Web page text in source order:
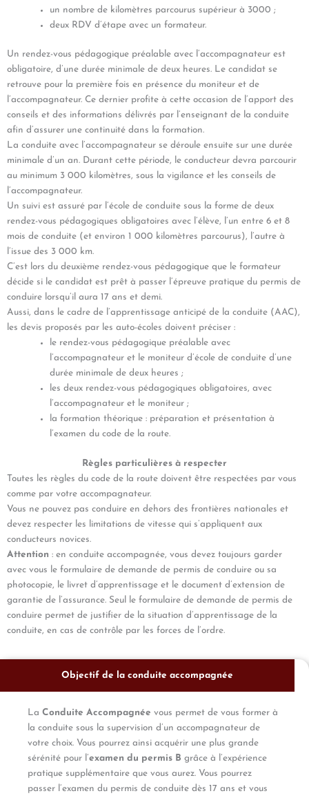
un nombre de kilomètres parcourus supérieur à 3000 ;
deux RDV d’étape avec un formateur.
Un rendez-vous pédagogique préalable avec l’accompagnateur est
obligatoire, d’une durée minimale de deux heures. Le candidat se
retrouve pour la première fois en présence du moniteur et de
l’accompagnateur. Ce dernier profite à cette occasion de l’apport des
conseils et des informations délivrés par l’enseignant de la conduite
afin d’assurer une continuité dans la formation.
La conduite avec l’accompagnateur se déroule ensuite sur une durée
minimale d’un an. Durant cette période, le conducteur devra parcourir
au minimum 3 000 kilomètres, sous la vigilance et les conseils de
l’accompagnateur.
Un suivi est assuré par l’école de conduite sous la forme de deux
rendez-vous pédagogiques obligatoires avec l’élève, l’un entre 6 et 8
mois de conduite (et environ 1 000 kilomètres parcourus), l’autre à
l’issue des 3 000 km.
C’est lors du deuxième rendez-vous pédagogique que le formateur
décide si le candidat est prêt à passer l’épreuve pratique du permis de
conduire lorsqu’il aura 17 ans et demi.
Aussi, dans le cadre de l’apprentissage anticipé de la conduite (AAC),
les devis proposés par les auto-écoles doivent préciser :
le rendez-vous pédagogique préalable avec
l’accompagnateur et le moniteur d’école de conduite d’une
durée minimale de deux heures ;
les deux rendez-vous pédagogiques obligatoires, avec
l’accompagnateur et le moniteur ;
la formation théorique : préparation et présentation à
l’examen du code de la route.
Règles particulières à respecter
Toutes les règles du code de la route doivent être respectées par vous
comme par votre accompagnateur.
Vous ne pouvez pas conduire en dehors des frontières nationales et
devez respecter les limitations de vitesse qui s’appliquent aux
conducteurs novices.
Attention : en conduite accompagnée, vous devez toujours garder
avec vous le formulaire de demande de permis de conduire ou sa
photocopie, le livret d’apprentissage et le document d’extension de
garantie de l’assurance. Seul le formulaire de demande de permis de
conduire permet de justifier de la situation d’apprentissage de la
conduite, en cas de contrôle par les forces de l’ordre.
Objectif de la conduite accompagnée
La Conduite Accompagnée vous permet de vous former à
la conduite sous la supervision d’un accompagnateur de
votre choix. Vous pourrez ainsi acquérir une plus grande
sérénité pour l’examen du permis B grâce à l’expérience
pratique supplémentaire que vous aurez. Vous pourrez
passer l’examen du permis de conduite dès 17 ans et vous